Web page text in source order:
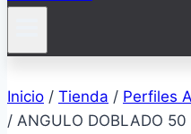
Inicio / Tienda / Perfiles
/ ANGULO DOBLADO